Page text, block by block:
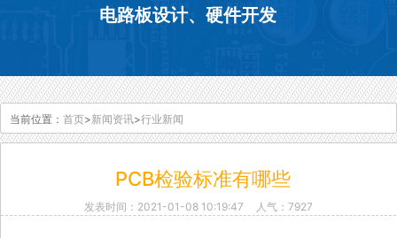
电路板设计、硬件开发
当前位置： 首页>新闻资讯>行业新闻
PCB检验标准有哪些
发表时间：2021-01-08 10:19:47 人气：7927